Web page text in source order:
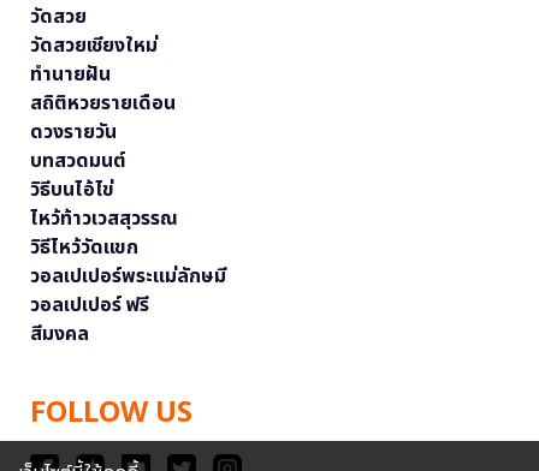
วัดสวย
วัดสวยเชียงใหม่
ทำนายฝัน
สถิติหวยรายเดือน
ดวงรายวัน
บทสวดมนต์
วิธีบนไอ้ไข่
ไหว้ท้าวเวสสุวรรณ
วิธีไหว้วัดแขก
วอลเปเปอร์พระแม่ลักษมี
วอลเปเปอร์ ฟรี
สีมงคล
FOLLOW US